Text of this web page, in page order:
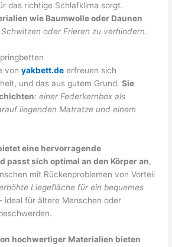
das richtige Schlafklima sorgt.
wie Baumwolle oder Daunen
oder Frieren zu verhindern.
vonyakbett.de erfreuen sich
und das aus gutem Grund.Sie
:einer Federkernbox als
liegenden Matratze und einem
eine hervorragende
passt sich optimal an den Körper an,
mit Rückenproblemen von Vorteil
Liegefläche für ein bequemes
ideal für ältere Menschen oder
hochwertiger Materialien bieten